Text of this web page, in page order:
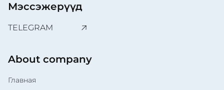
About company
Главная
Мэссэжерүүд
TELEGRAM